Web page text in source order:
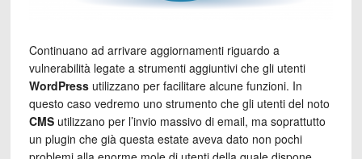
Continuano ad arrivare aggiornamenti riguardo a
vulnerabilità legate a strumenti aggiuntivi che gli utenti
WordPressutilizzano per facilitare alcune funzioni. In
questo caso vedremo uno strumento che gli utenti del noto
CMSutilizzano per l’invio massivo di email, ma soprattutto
un plugin che già questa estate aveva dato non pochi